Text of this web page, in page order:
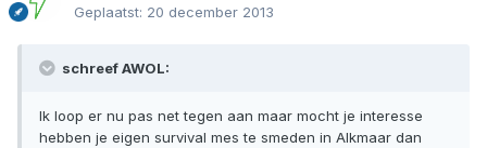
Geplaatst: 20 december 2013
schreef AWOL:
Ik loop er nu pas net tegen aan maar mocht je interesse
hebben je eigen survival mes te smeden in Alkmaar dan